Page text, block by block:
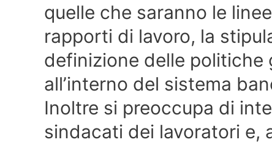
quelle che saranno le
rapporti di lavoro, la
definizione delle politiche
all’interno del sistema
Inoltre si preoccupa di
sindacati dei lavoratori e,